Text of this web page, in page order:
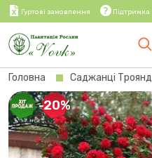
Гуртові замовлення Підтримка
Головна Саджанці Троянд
-20%